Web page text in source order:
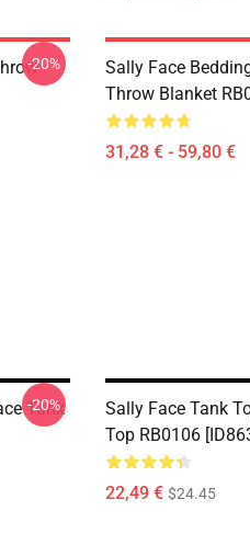
-20%
Sally Face
Throw Blanket
31,28 € - 59,80 €
Tank
-20%
Sally Face Tank
Top RB0106
22,49 € $24.45